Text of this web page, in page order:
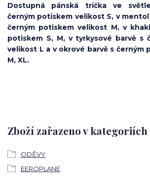
Dostupná pánská trička ve
černým potiskem velikost S, v
černým potiskem velikost M, v
potiskem S, M, v tyrkysové barvě s
velikost L a v okrové barvě s černým
M, XL.
Zboží zařazeno v kategoriích
ODĚVY
EEROPLANE